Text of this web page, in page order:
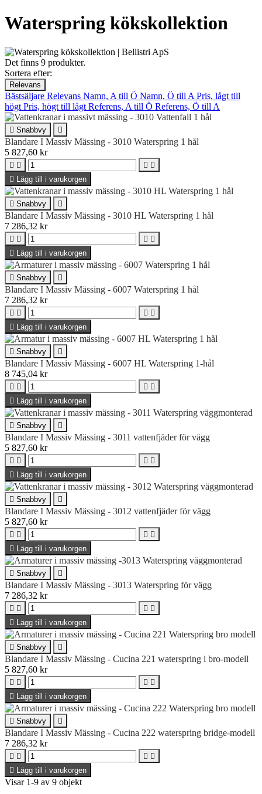
Waterspring kökskollektion
Det finns 9 produkter.
Sortera efter:
Relevans
Bästsäljare Relevans Namn, A till Ö Namn, Ö till A Pris, lågt till
högt Pris, högt till lågt Referens, A till Ö Referens, Ö till A
 Snabbvy 
Blandare I Massiv Mässing - 3010 Waterspring 1 hål
5 827,60 kr
   
 Lägg till i varukorgen
 Snabbvy 
Blandare I Massiv Mässing - 3010 HL Waterspring 1 hål
7 286,32 kr
   
 Lägg till i varukorgen
 Snabbvy 
Blandare I Massiv Mässing - 6007 Waterspring 1 hål
7 286,32 kr
   
 Lägg till i varukorgen
 Snabbvy 
Blandare I Massiv Mässing - 6007 HL Waterspring 1-hål
8 745,04 kr
   
 Lägg till i varukorgen
 Snabbvy 
Blandare I Massiv Mässing - 3011 vattenfjäder för vägg
5 827,60 kr
   
 Lägg till i varukorgen
 Snabbvy 
Blandare I Massiv Mässing - 3012 vattenfjäder för vägg
5 827,60 kr
   
 Lägg till i varukorgen
 Snabbvy 
Blandare I Massiv Mässing - 3013 Waterspring för vägg
7 286,32 kr
   
 Lägg till i varukorgen
 Snabbvy 
Blandare I Massiv Mässing - Cucina 221 waterspring i bro-modell
5 827,60 kr
   
 Lägg till i varukorgen
 Snabbvy 
Blandare I Massiv Mässing - Cucina 222 waterspring bridge-modell
7 286,32 kr
   
 Lägg till i varukorgen
Visar 1-9 av 9 objekt